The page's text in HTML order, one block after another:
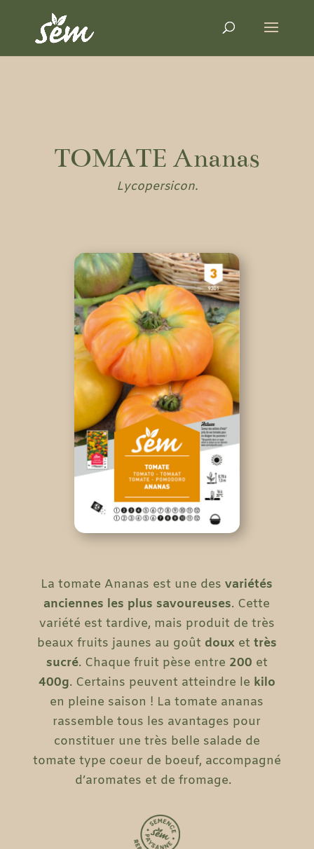
TOMATE Ananas
Lycopersicon.
La tomate Ananas est une desvariétés
anciennes les plus savoureuses. Cette
variété est tardive, mais produit de très
beaux fruits jaunes au goût douxet très
sucré. Chaque fruit pèse entre 200 et
400g. Certains peuvent atteindre le kilo
en pleine saison ! La tomate ananas
rassemble tous les avantages pour
constituer une très belle salade de
tomate type coeur de boeuf, accompagné
d’aromates et de fromage.